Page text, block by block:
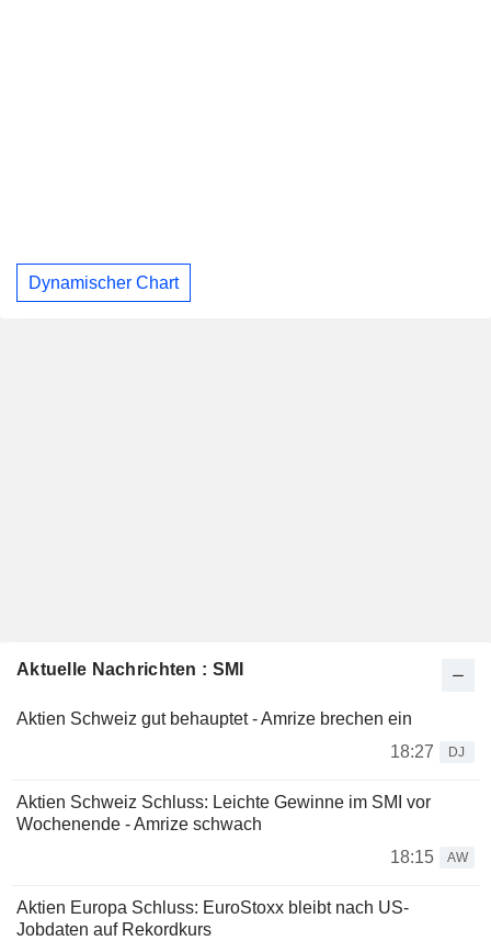
Dynamischer Chart
Aktuelle Nachrichten : SMI
Aktien Schweiz gut behauptet - Amrize brechen ein
18:27
DJ
Aktien Schweiz Schluss: Leichte Gewinne im SMI vor
Wochenende - Amrize schwach
18:15
AW
Aktien Europa Schluss: EuroStoxx bleibt nach US-
Jobdaten auf Rekordkurs